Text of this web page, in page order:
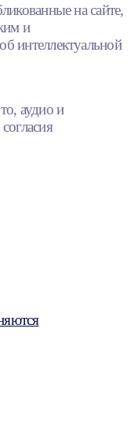
на сайте,
и
интеллектуальной
аудио и